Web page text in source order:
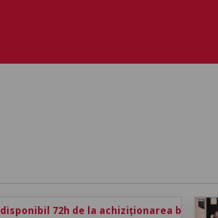
disponibil 72h de la achiziționarea biletului